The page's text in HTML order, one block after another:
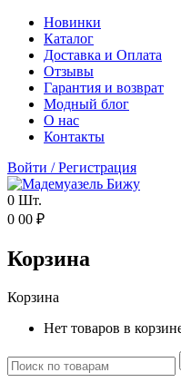
Новинки
Каталог
Доставка и Оплата
Отзывы
Гарантия и возврат
Модный блог
О нас
Контакты
Войти /Регистрация
0 Шт.
0 00 ₽
Корзина
Корзина
Нет товаров в